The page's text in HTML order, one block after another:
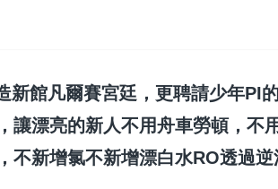
館凡爾賽宮廷，更聘請少年PI
讓漂亮的新人不用舟車勞頓，不
新增氯不新增漂白水RO透過逆